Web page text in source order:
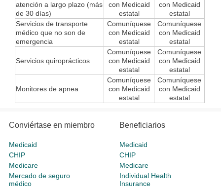
atención a largo plazo (más
de 30 días)
con Medicaid
estatal
con Medicaid
estatal
Servicios de transporte
médico que no son de
emergencia
Comuníquese
con Medicaid
estatal
Comuníquese
con Medicaid
estatal
Servicios quiroprácticos
Comuníquese
con Medicaid
estatal
Comuníquese
con Medicaid
estatal
Monitores de apnea
Comuníquese
con Medicaid
estatal
Comuníquese
con Medicaid
estatal
Conviértase en miembro
Medicaid
CHIP
Medicare
Mercado de seguro
médico
Beneficiarios
Medicaid
CHIP
Medicare
Individual Health
Insurance